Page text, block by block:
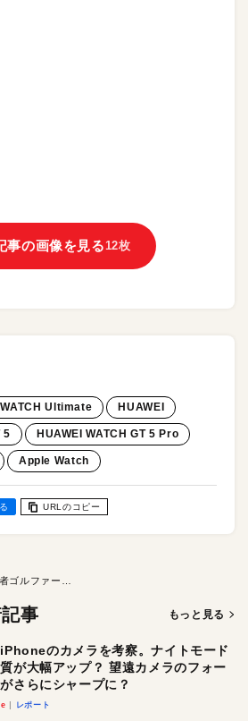
事の画像を見る 12枚
Ultimate HUAWEI
5 HUAWEI WATCH GT 5 Pro
Apple Watch
URLのコピー
事 もっと見る
のカメラを考察。ナイトモード
が大幅アップ？ 望遠カメラのフォー
さらにシャープに？
レポート